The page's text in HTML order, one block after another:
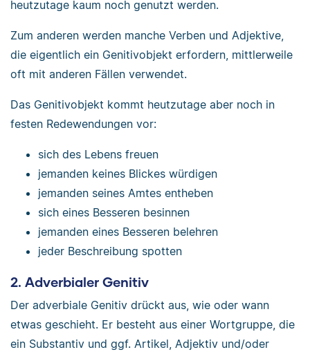
heutzutage kaum noch genutzt werden.
Zum anderen werden manche Verben und Adjektive,
die eigentlich ein Genitivobjekt erfordern, mittlerweile
oft mit anderen Fällen verwendet.
Das Genitivobjekt kommt heutzutage aber noch in
festen Redewendungen vor:
sich des Lebens freuen
jemanden keines Blickes würdigen
jemanden seines Amtes entheben
sich eines Besseren besinnen
jemanden eines Besseren belehren
jeder Beschreibung spotten
2. Adverbialer Genitiv
Der adverbiale Genitiv drückt aus, wie oder wann
etwas geschieht. Er besteht aus einer Wortgruppe, die
ein Substantiv und ggf. Artikel, Adjektiv und/oder